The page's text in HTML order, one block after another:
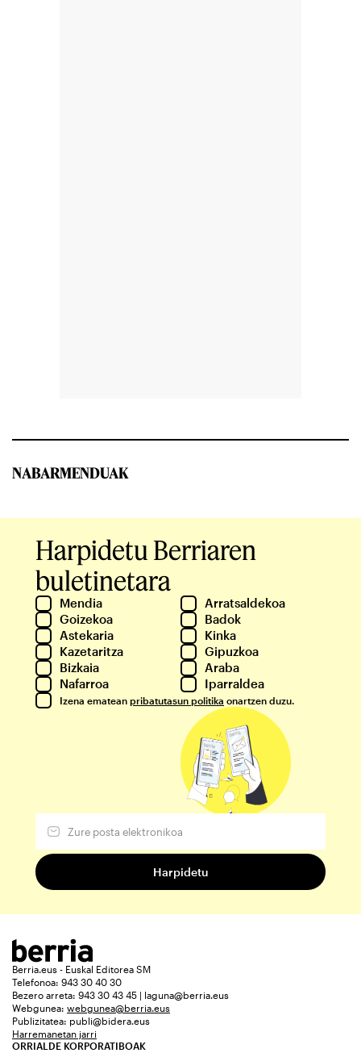
NABARMENDUAK
Harpidetu Berriaren
buletinetara
Mendia
Arratsaldekoa
Goizekoa
Badok
Astekaria
Kinka
Kazetaritza
Gipuzkoa
Bizkaia
Araba
Nafarroa
Iparraldea
Izena ematean pribatutasun politika onartzen duzu.
Berria.eus - Euskal Editorea SM
Telefonoa: 943 30 40 30
Bezero arreta: 943 30 43 45 | laguna@berria.eus
Webgunea: webgunea@berria.eus
Publizitatea: publi@bidera.eus
Harremanetan jarri
ORRIALDE KORPORATIBOAK